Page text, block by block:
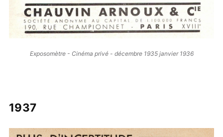
Exposomètre - Cinéma privé - décembre 1935 janvier 1936
1937